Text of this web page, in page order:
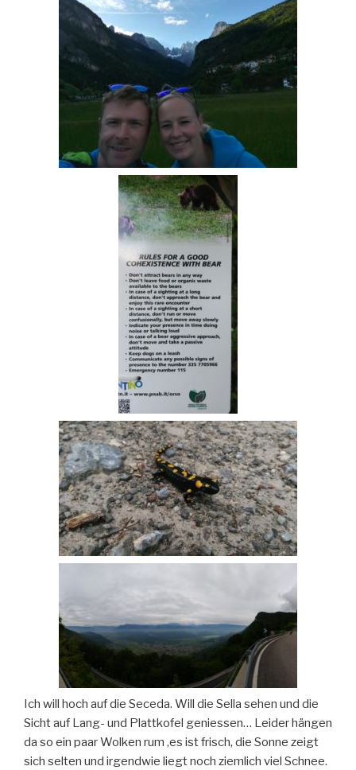
Ich will hoch auf die Seceda. Will die Sella sehen und die
Sicht auf Lang- und Plattkofel geniessen… Leider hängen
da so ein paar Wolken rum ,es ist frisch, die Sonne zeigt
sich selten und irgendwie liegt noch ziemlich viel Schnee.